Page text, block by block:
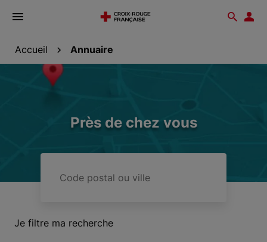
Ouvrir
Accueil Annuaire
Près de chez vous
postal
Je filtre ma recherche